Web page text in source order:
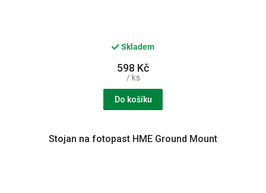
Skladem
598 Kč
/ ks
Do košíku
Stojan na fotopast HME Ground Mount